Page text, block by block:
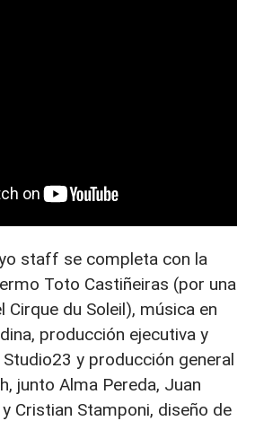
staff se completa con la
Toto Castiñeiras (por una
Cirque du Soleil), música en
producción ejecutiva y
y producción general
junto Alma Pereda, Juan
Cristian Stamponi, diseño de